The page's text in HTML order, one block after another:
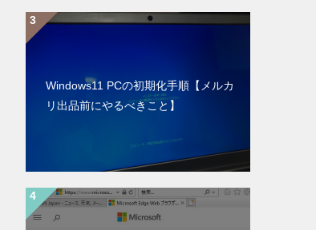
Windows11 PCの初期化手順【メルカ
リ出品前にやるべきこと】